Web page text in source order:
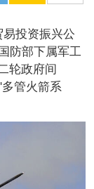
投资振兴公
防部下属军工
轮政府间
多管火箭系